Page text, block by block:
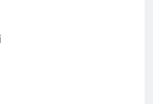
ile görüştü
HALKI HAK VE
102 yıl geçse de;